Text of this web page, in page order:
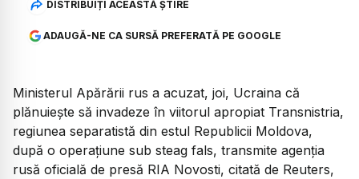
DISTRIBUIȚI ACEASTĂ ȘTIRE
ADAUGĂ-NE CA SURSĂ PREFERATĂ PE GOOGLE
Ministerul Apărării rus a acuzat, joi, Ucraina că
plănuieşte să invadeze în viitorul apropiat Transnistria,
regiunea separatistă din estul Republicii Moldova,
după o operaţiune sub steag fals, transmite agenţia
rusă oficială de presă RIA Novosti, citată de Reuters,